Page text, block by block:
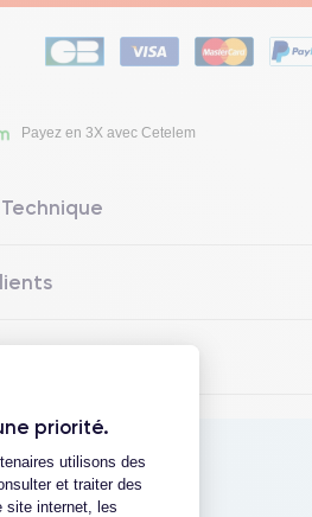
priorité.
:
utilisons des
et traiter des
site internet, les
Payez en 3X avec Cetelem